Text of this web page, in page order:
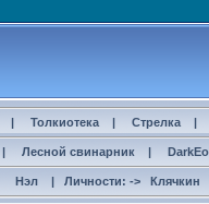
| Толкиотека | Стрелка |
| Лесной свинарник |
Нэл | Личности: -> Клячкин